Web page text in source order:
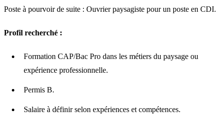
Poste à pourvoir de suite : Ouvrier paysagiste pour un poste en CDI.
Profil recherché :
Formation CAP/Bac Pro dans les métiers du paysage ou
expérience professionnelle.
Permis B.
Salaire à définir selon expériences et compétences.